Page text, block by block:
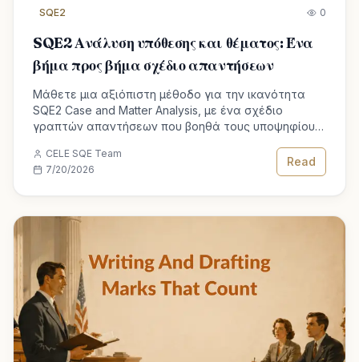
SQE2 0
SQE2 Ανάλυση υπόθεσης και θέματος: Ένα
βήμα προς βήμα σχέδιο απαντήσεων
Μάθετε μια αξιόπιστη μέθοδο για την ικανότητα
SQE2 Case and Matter Analysis, με ένα σχέδιο
γραπτών απαντήσεων που βοηθά τους υποψηφίους
CELE SQE Team
7/20/2026
Read